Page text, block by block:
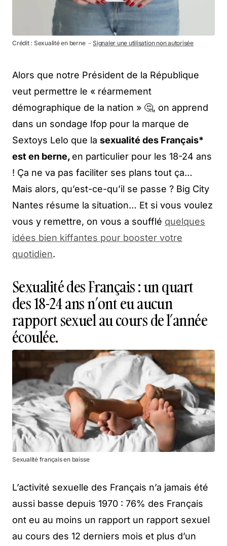
Crédit : Sexualité en berne －Signaler une utilisation non autorisée
Alors que notre Président de la République
veut permettre le « réarmement
démographique de la nation » 🤔, on apprend
dans un sondage Ifop pour la marque de
Sextoys Lelo que la sexualité des Français*
est en berne, en particulier pour les 18-24 ans
! Ça ne va pas faciliter ses plans tout ça…
Mais alors, qu’est-ce-qu’il se passe ? Big City
Nantes résume la situation… Et si vous voulez
vous y remettre, on vous a soufflé quelques
idées bien kiffantes pour booster votre
quotidien.
Sexualité des Français : un quart
des 18-24 ans n’ont eu aucun
rapport sexuel au cours de l’année
écoulée.
Sexualité français en baisse
L’activité sexuelle des Français n’a jamais été
aussi basse depuis 1970 : 76% des Français
ont eu au moins un rapport un rapport sexuel
au cours des 12 derniers mois et plus d’un